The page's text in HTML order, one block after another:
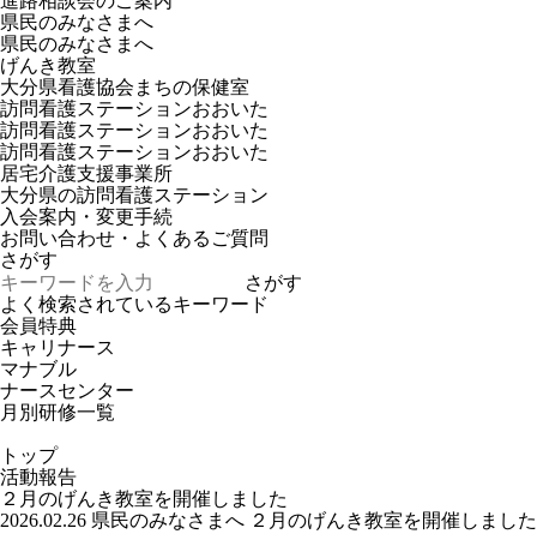
県民のみなさまへ
県民のみなさまへ
げんき教室
大分県看護協会まちの保健室
訪問看護ステーションおおいた
訪問看護ステーションおおいた
訪問看護ステーションおおいた
居宅介護支援事業所
大分県の訪問看護ステーション
入会案内・変更手続
お問い合わせ・よくあるご質問
さがす
さがす
よく検索されているキーワード
会員特典
キャリナース
マナブル
ナースセンター
月別研修一覧
トップ
活動報告
２月のげんき教室を開催しました
2026.02.26 県民のみなさまへ ２月のげんき教室を開催しました